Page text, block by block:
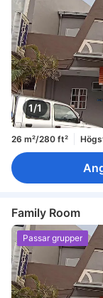
1/1
26 m²/280 ft²
Family Room
Passar grupper